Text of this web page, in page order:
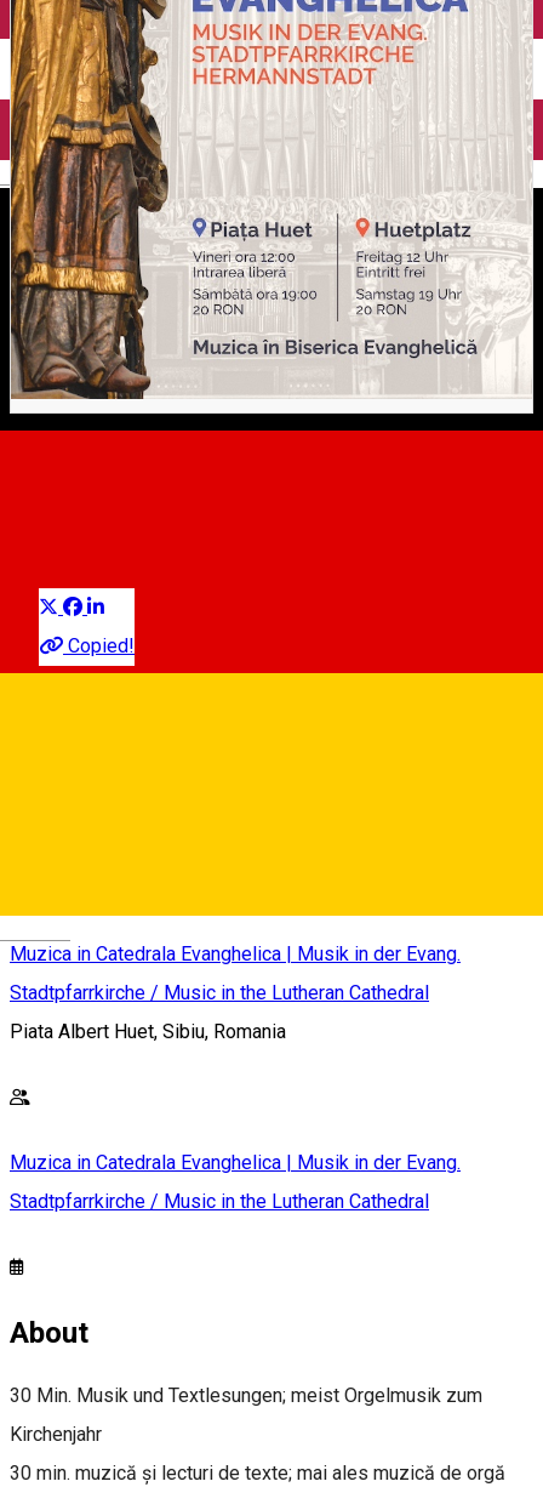
English
Copied!
Klassische Musik
Muzica in Catedrala Evanghelica | Musik in der Evang.
Stadtpfarrkirche / Music in the Lutheran Cathedral
Piata Albert Huet, Sibiu, Romania
Muzica in Catedrala Evanghelica | Musik in der Evang.
Stadtpfarrkirche / Music in the Lutheran Cathedral
About
30 Min. Musik und Textlesungen; meist Orgelmusik zum
Kirchenjahr
30 min. muzică și lecturi de texte; mai ales muzică de orgă